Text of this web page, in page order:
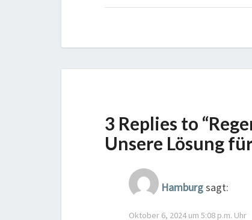
3 Replies to
Unsere Lösung
Hamburgsagt:
Oktober 6, 2024 um 5:08 p.m. Uhr